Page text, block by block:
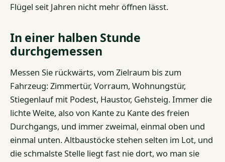
Flügel seit Jahren nicht mehr öffnen lässt.
In einer halben Stunde
durchgemessen
Messen Sie rückwärts, vom Zielraum bis zum
Fahrzeug: Zimmertür, Vorraum, Wohnungstür,
Stiegenlauf mit Podest, Haustor, Gehsteig. Immer die
lichte Weite, also von Kante zu Kante des freien
Durchgangs, und immer zweimal, einmal oben und
einmal unten. Altbaustöcke stehen selten im Lot, und
die schmalste Stelle liegt fast nie dort, wo man sie